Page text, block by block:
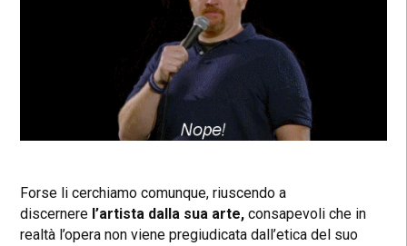
Forse li cerchiamo comunque, riuscendo a
discernere l’artista dalla sua arte,consapevoli che in
realtà l’opera non viene pregiudicata dall’etica del suo